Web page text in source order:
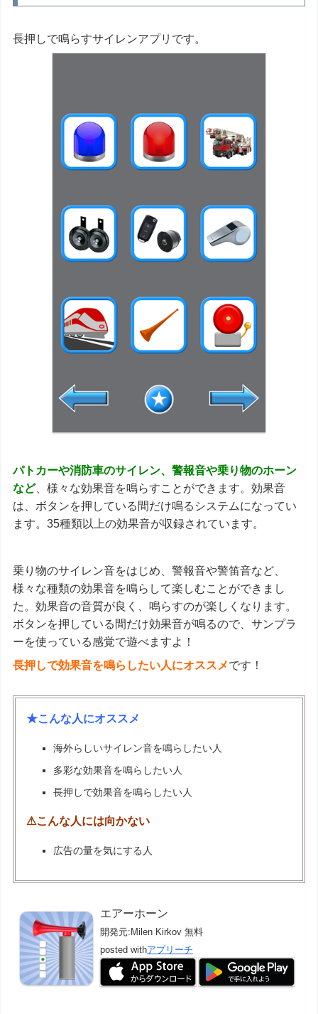
長押しで鳴らすサイレンアプリです。
パトカーや消防車のサイレン、警報音や乗り物のホーン
など、様々な効果音を鳴らすことができます。効果音
は、ボタンを押している間だけ鳴るシステムになってい
ます。35種類以上の効果音が収録されています。
乗り物のサイレン音をはじめ、警報音や警笛音など、
様々な種類の効果音を鳴らして楽しむことができまし
た。効果音の音質が良く、鳴らすのが楽しくなります。
ボタンを押している間だけ効果音が鳴るので、サンプラ
ーを使っている感覚で遊べますよ！
長押しで効果音を鳴らしたい人にオススメです！
★こんな人にオススメ
海外らしいサイレン音を鳴らしたい人
多彩な効果音を鳴らしたい人
長押しで効果音を鳴らしたい人
⚠こんな人には向かない
広告の量を気にする人
エアーホーン
開発元: Milen Kirkov 無料
posted withアプリーチ